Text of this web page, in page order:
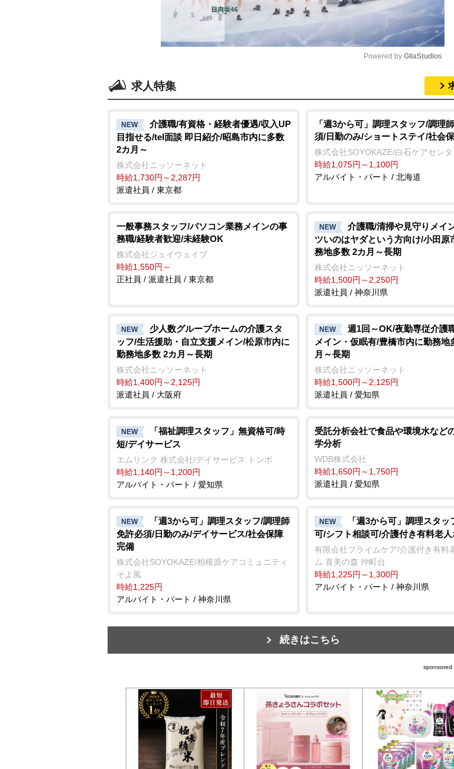
t
e
Powered by GliaStudios
求人特集
NEW
介護職/有資格・経験者優遇/収入UP
目指せる/tel面談 即日紹介/昭島市内に多数
2カ月～
株式会社ニッソーネット
時給1,730円～2,287円
派遣社員 / 東京都
「週3から可」調理スタッフ/調理
須/日勤のみ/ショートステイ/社会
株式会社SOYOKAZE/白石ケアセン
時給1,075円～1,100円
アルバイト・パート / 北海道
一般事務スタッフ/パソコン業務メインの事
務職/経験者歓迎/未経験OK
株式会社ジェイウェイブ
時給1,550円～
正社員 / 派遣社員 / 東京都
NEW
介護職/清掃や見守りメイ
ツいのはヤダという方向け/小田原
務地多数 2カ月～長期
株式会社ニッソーネット
時給1,500円～2,250円
派遣社員 / 神奈川県
NEW
少人数グループホームの介護スタ
ッフ/生活援助・自立支援メイン/松原市内に
勤務地多数 2カ月～長期
株式会社ニッソーネット
時給1,400円～2,125円
派遣社員 / 大阪府
NEW
週1回～OK/夜勤専従介護
メイン・仮眠有/豊橋市内に勤務地
月～長期
株式会社ニッソーネット
時給1,500円～2,125円
派遣社員 / 愛知県
NEW
「福祉調理スタッフ」無資格可/時
短/デイサービス
エムリンク 株式会社/デイサービス トンボ
時給1,140円～1,200円
アルバイト・パート / 愛知県
受託分析会社で食品や環境水など
学分析
WDB株式会社
時給1,650円～1,750円
派遣社員 / 愛知県
NEW
「週3から可」調理スタッフ/調理師
免許必須/日勤のみ/デイサービス/社会保障
完備
株式会社SOYOKAZE/相模原ケアコミュニティ
そよ風
時給1,225円
アルバイト・パート / 神奈川県
NEW
「週3から可」調理スタッ
可/シフト相談可/介護付き有料老人
有限会社プライムケア/介護付き有料
ム 喜美の森 仲町台
時給1,225円～1,300円
アルバイト・パート / 神奈川県
続きはこちら
sponsored